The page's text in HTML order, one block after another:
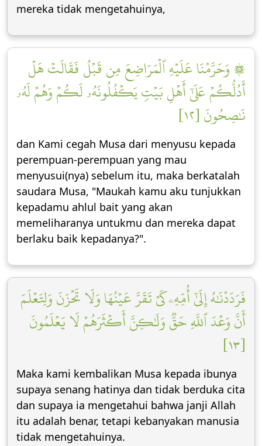
mereka tidak mengetahuinya,
۞ وَحَرَّمۡنَا عَلَيۡهِ ٱلۡمَرَاضِعَ مِن قَبۡلُ فَقَالَتۡ هَلۡ
أَدُلُّكُمۡ عَلَىٰٓ أَهۡلِ بَيۡتٖ يَكۡفُلُونَهُۥ لَكُمۡ وَهُمۡ لَهُۥ
نَٰصِحُونَ [١٢]
dan Kami cegah Musa dari menyusu kepada
perempuan-perempuan yang mau
menyusui(nya) sebelum itu, maka berkatalah
saudara Musa, "Maukah kamu aku tunjukkan
kepadamu ahlul bait yang akan
memeliharanya untukmu dan mereka dapat
berlaku baik kepadanya?".
فَرَدَدۡنَٰهُ إِلَىٰٓ أُمِّهِۦ كَيۡ تَقَرَّ عَيۡنُهَا وَلَا تَحۡزَنَ وَلِتَعۡلَمَ
أَنَّ وَعۡدَ ٱللَّهِ حَقّٞ وَلَٰكِنَّ أَكۡثَرَهُمۡ لَا يَعۡلَمُونَ
[١٣]
Maka kami kembalikan Musa kepada ibunya
supaya senang hatinya dan tidak berduka cita
dan supaya ia mengetahui bahwa janji Allah
itu adalah benar, tetapi kebanyakan manusia
tidak mengetahuinya.